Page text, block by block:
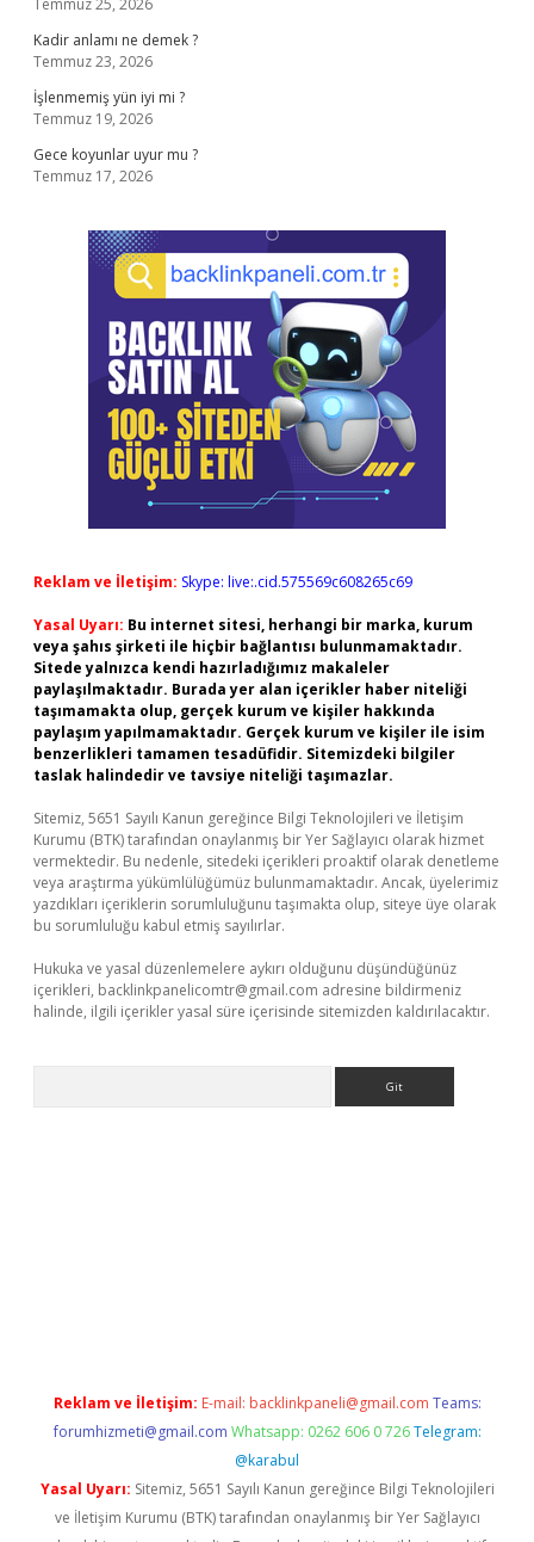
Temmuz 25, 2026
Kadir anlamı ne demek ?
Temmuz 23, 2026
İşlenmemiş yün iyi mi ?
Temmuz 19, 2026
Gece koyunlar uyur mu ?
Temmuz 17, 2026
Reklam ve İletişim: Skype: live:.cid.575569c608265c69
Yasal Uyarı: Bu internet sitesi, herhangi bir marka, kurum
veya şahıs şirketi ile hiçbir bağlantısı bulunmamaktadır.
Sitede yalnızca kendi hazırladığımız makaleler
paylaşılmaktadır. Burada yer alan içerikler haber niteliği
taşımamakta olup, gerçek kurum ve kişiler hakkında
paylaşım yapılmamaktadır. Gerçek kurum ve kişiler ile isim
benzerlikleri tamamen tesadüfidir. Sitemizdeki bilgiler
taslak halindedir ve tavsiye niteliği taşımazlar.
Sitemiz, 5651 Sayılı Kanun gereğince Bilgi Teknolojileri ve İletişim
Kurumu (BTK) tarafından onaylanmış bir Yer Sağlayıcı olarak hizmet
vermektedir. Bu nedenle, sitedeki içerikleri proaktif olarak denetleme
veya araştırma yükümlülüğümüz bulunmamaktadır. Ancak, üyelerimiz
yazdıkları içeriklerin sorumluluğunu taşımakta olup, siteye üye olarak
bu sorumluluğu kabul etmiş sayılırlar.
Hukuka ve yasal düzenlemelere aykırı olduğunu düşündüğünüz
içerikleri, backlinkpanelicomtr@gmail.com adresine bildirmeniz
halinde, ilgili içerikler yasal süre içerisinde sitemizden kaldırılacaktır.
Reklam ve İletişim: E-mail: backlinkpaneli@gmail.com Teams:
forumhizmeti@gmail.com Whatsapp: 0262 606 0 726 Telegram:
@karabul
Yasal Uyarı: Sitemiz, 5651 Sayılı Kanun gereğince Bilgi Teknolojileri
ve İletişim Kurumu (BTK) tarafından onaylanmış bir Yer Sağlayıcı